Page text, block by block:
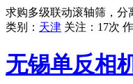
求购多级联动滚轴筛，分
类别： 天津 关注：17次 作
无锡单反相